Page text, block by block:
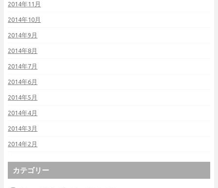
2014年11月
2014年10月
2014年9月
2014年8月
2014年7月
2014年6月
2014年5月
2014年4月
2014年3月
2014年2月
カテゴリー